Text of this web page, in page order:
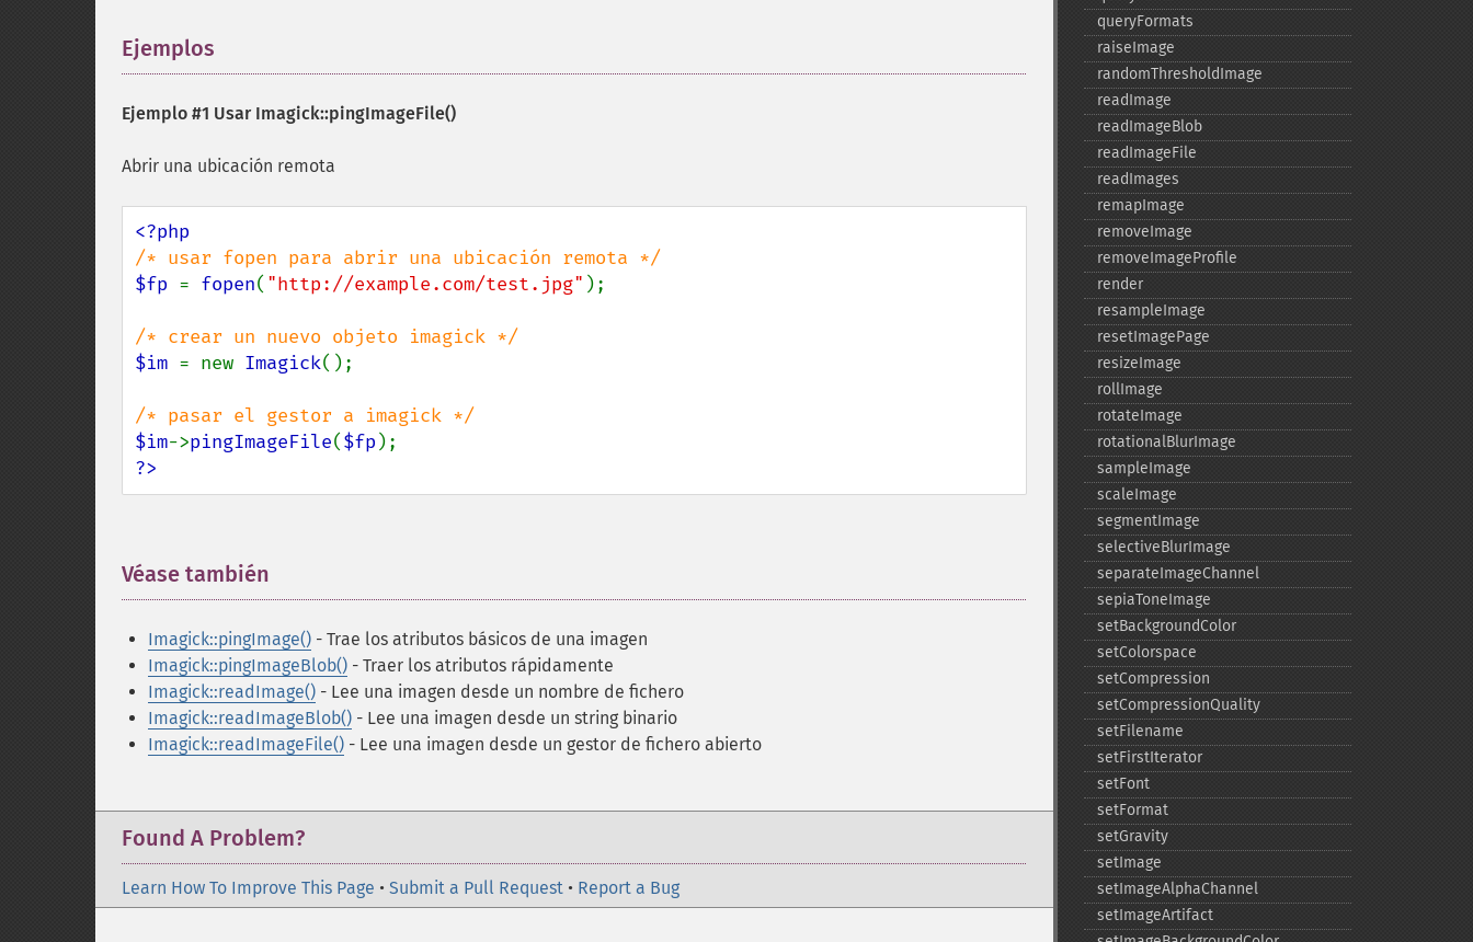
Ejemplos
Ejemplo #1 Usar Imagick::pingImageFile()
Abrir una ubicación remota
$fp = fopen( "http://example.com/test.jpg" );
$im = new Imagick();
$im->pingImageFile($fp
?>
Véase también
Imagick::pingImage() - Trae los atributos básicos de una imagen
Imagick::pingImageBlob() - Traer los atributos rápidamente
Imagick::readImage() - Lee una imagen desde un nombre de fichero
Imagick::readImageBlob() - Lee una imagen desde un string binario
Imagick::readImageFile() - Lee una imagen desde un gestor de fichero abierto
Found A Problem?
Learn How To Improve This Page • Submit a Pull Request • Report a Bug
queryFormats
raiseImage
randomThresholdImage
readImage
readImageBlob
readImageFile
readImages
remapImage
removeImage
removeImageProfile
render
resampleImage
resetImagePage
resizeImage
rollImage
rotateImage
rotationalBlurImage
sampleImage
scaleImage
segmentImage
selectiveBlurImage
separateImageChannel
sepiaToneImage
setBackgroundColor
setColorspace
setCompression
setCompressionQuality
setFilename
setFirstIterator
setFont
setFormat
setGravity
setImage
setImageAlphaChannel
setImageArtifact